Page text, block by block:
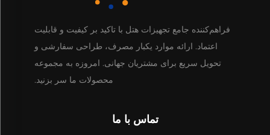
فراهم‌کننده جامع تجهیزات هتل با تاکید بر کیفیت و قابلیت
اعتماد. ارائه موارد یکبار مصرف، طراحی سفارشی و
تحویل سریع برای مشتریان جهانی. امروزه به مجموعه
محصولات ما سر بزنید.
تماس با ما